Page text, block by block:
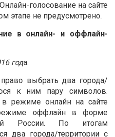
голосование на сайте
этапе не предусмотрено.
в онлайн- и оффлайн-
года.
выбрать два города/
к ним пару символов.
в режиме онлайн на сайте
оффлайн в форме
России. По итогам
два города/территории с